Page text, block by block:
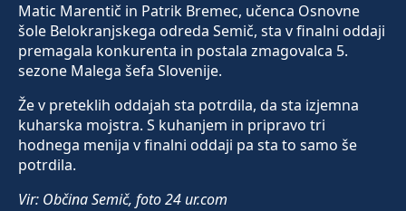
Matic Marentič in Patrik Bremec, učenca Osnovne
šole Belokranjskega odreda Semič, sta v finalni oddaji
premagala konkurenta in postala zmagovalca 5.
sezone Malega šefa Slovenije.
Že v preteklih oddajah sta potrdila, da sta izjemna
kuharska mojstra. S kuhanjem in pripravo tri
hodnega menija v finalni oddaji pa sta to samo še
potrdila.
Vir: Občina Semič, foto 24 ur.com